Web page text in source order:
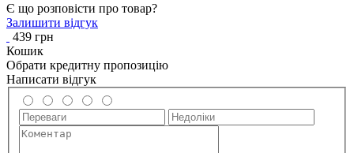
Є що розповісти про товар?
Залишити відгук
439 грн
Кошик
Обрати кредитну пропозицію
Написати відгук